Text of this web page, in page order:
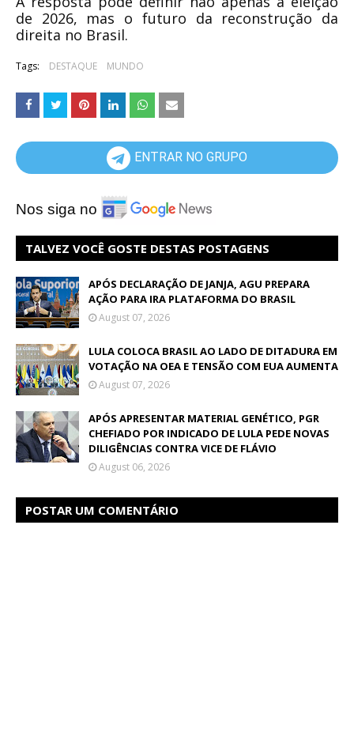
de 2026, mas o futuro da reconstrução da
direita no Brasil.
Tags: DESTAQUE MUNDO
ENTRAR NO GRUPO
Nos siga no
TALVEZ VOCÊ GOSTE DESTAS POSTAGENS
APÓS DECLARAÇÃO DE JANJA, AGU PREPARA
AÇÃO PARA IRA PLATAFORMA DO BRASIL
August 07, 2026
LULA COLOCA BRASIL AO LADO DE DITADURA EM
VOTAÇÃO NA OEA E TENSÃO COM EUA AUMENTA
August 07, 2026
APÓS APRESENTAR MATERIAL GENÉTICO, PGR
CHEFIADO POR INDICADO DE LULA PEDE NOVAS
DILIGÊNCIAS CONTRA VICE DE FLÁVIO
August 06, 2026
POSTAR UM COMENTÁRIO